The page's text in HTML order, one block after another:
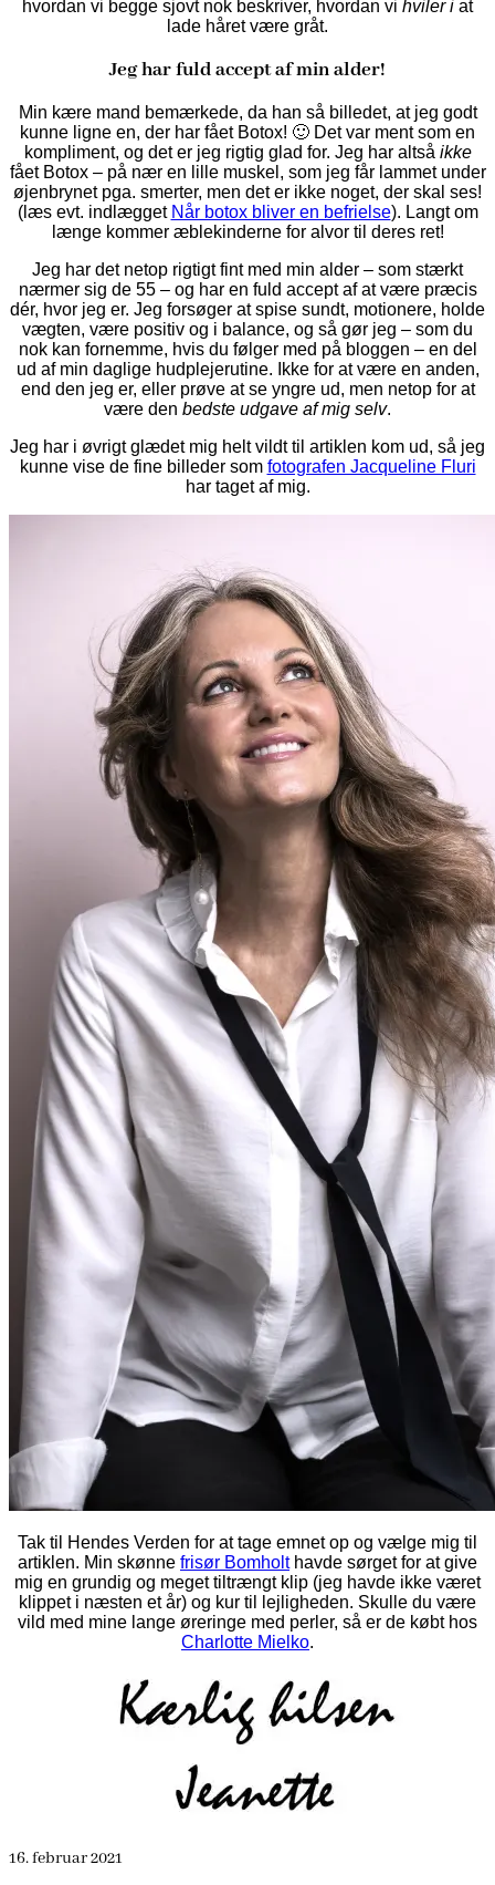
hvordan vi begge sjovt nok beskriver, hvordan vi hviler i at
lade håret være gråt.
Jeg har fuld accept af min alder!
Min kære mand bemærkede, da han så billedet, at jeg godt
kunne ligne en, der har fået Botox! 🙂 Det var ment som en
kompliment, og det er jeg rigtig glad for. Jeg har altså ikke
fået Botox – på nær en lille muskel, som jeg får lammet under
øjenbrynet pga. smerter, men det er ikke noget, der skal ses!
(læs evt. indlægget Når botox bliver en befrielse). Langt om
længe kommer æblekinderne for alvor til deres ret!
Jeg har det netop rigtigt fint med min alder – som stærkt
nærmer sig de 55 – og har en fuld accept af at være præcis
dér, hvor jeg er. Jeg forsøger at spise sundt, motionere, holde
vægten, være positiv og i balance, og så gør jeg – som du
nok kan fornemme, hvis du følger med på bloggen – en del
ud af min daglige hudplejerutine. Ikke for at være en anden,
end den jeg er, eller prøve at se yngre ud, men netop for at
være den bedste udgave af mig selv.
Jeg har i øvrigt glædet mig helt vildt til artiklen kom ud, så jeg
kunne vise de fine billeder som fotografen Jacqueline Fluri
har taget af mig.
Tak til Hendes Verden for at tage emnet op og vælge mig til
artiklen. Min skønne frisør Bomholthavde sørget for at give
mig en grundig og meget tiltrængt klip (jeg havde ikke været
klippet i næsten et år) og kur til lejligheden. Skulle du være
vild med mine lange øreringe med perler, så er de købt hos
Charlotte Mielko.
16. februar 2021